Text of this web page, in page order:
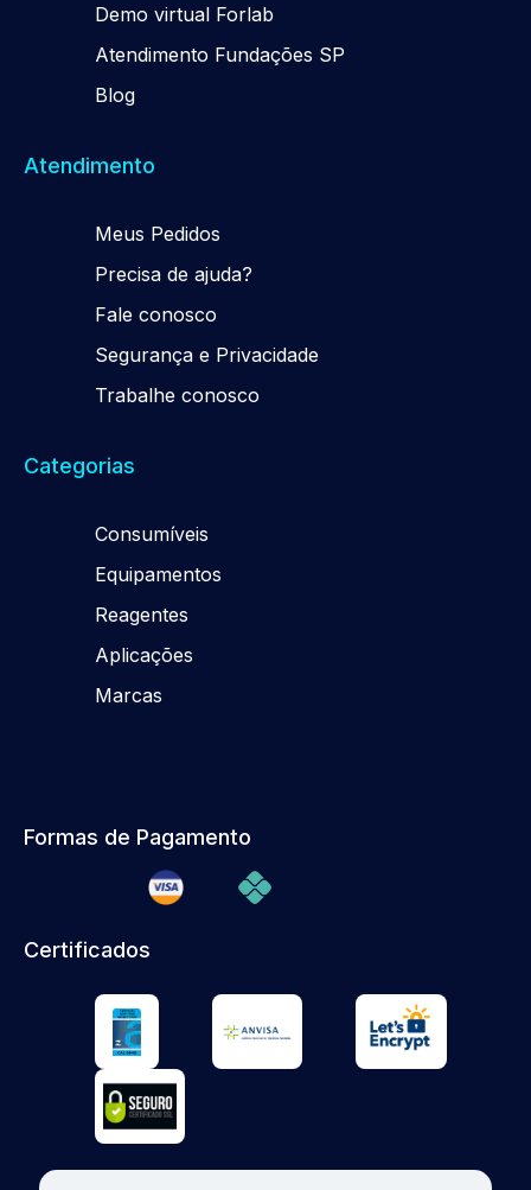
Demo virtual Forlab
Atendimento Fundações SP
Blog
Atendimento
Meus Pedidos
Precisa de ajuda?
Fale conosco
Segurança e Privacidade
Trabalhe conosco
Categorias
Consumíveis
Equipamentos
Reagentes
Aplicações
Marcas
Formas de Pagamento
Certificados